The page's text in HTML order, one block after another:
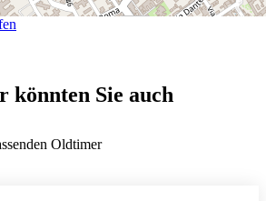
könnten Sie auch
Oldtimer